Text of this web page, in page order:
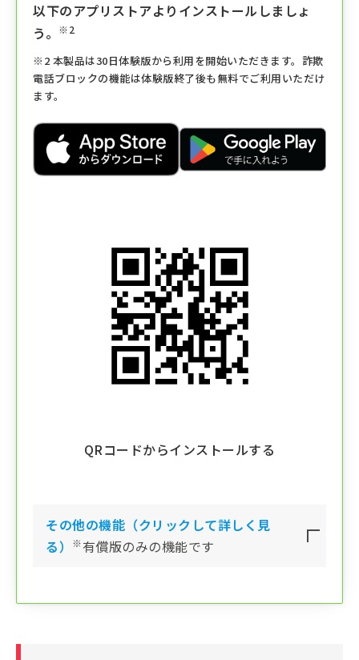
以下のアプリストアよりインストールしましょ
う。
※2
※2 本製品は30日体験版から利用を開始いただきます。詐欺
電話ブロックの機能は体験版終了後も無料でご利用いただけ
ます。
QRコードからインストールする
その他の機能（クリックして詳しく見
る）
※有償版のみの機能です